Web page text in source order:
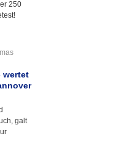
250
wertet
galt